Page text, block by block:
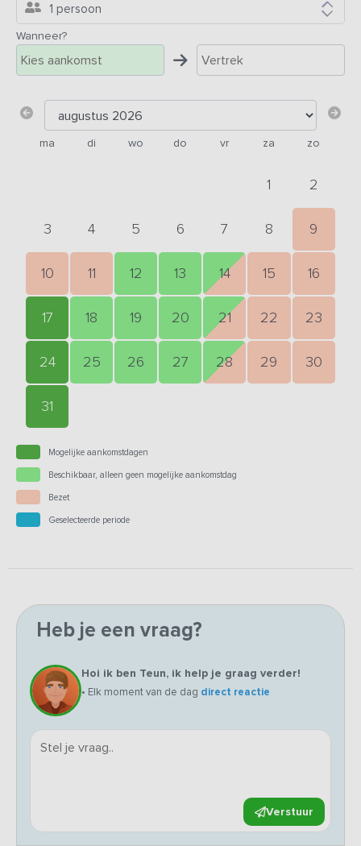
1 persoon
Wanneer?
ma di wo do vr za zo
1 2
3 4 5 6 7 8 9
10 11 12 13 14 15 16
17 18 19 20 21 22 23
24 25 26 27 28 29 30
31
Mogelijke aankomstdagen
Beschikbaar, alleen geen mogelijke aankomstdag
Bezet
Geselecteerde periode
Heb je een vraag?
Hoi ik ben Teun, ik help je graag verder!
• Elk moment van de dag direct reactie
Verstuur